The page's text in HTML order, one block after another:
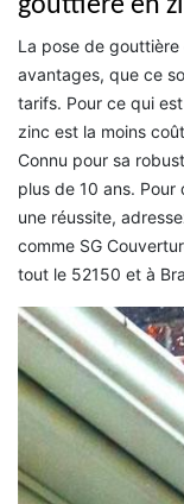
gouttière en
La pose de
avantages, que ce
tarifs. Pour ce qui
zinc est la moins
Connu pour sa
plus de 10 ans.
une réussite,
comme SG
tout le 52150 et à